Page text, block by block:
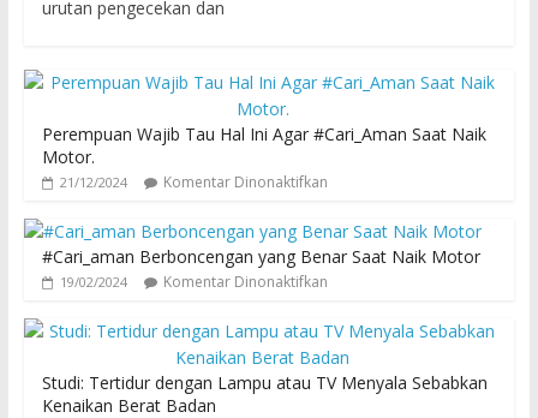
urutan pengecekan dan
Perempuan Wajib Tau Hal Ini Agar #Cari_Aman Saat Naik
Motor.
21/12/2024 Komentar Dinonaktifkan
#Cari_aman Berboncengan yang Benar Saat Naik Motor
19/02/2024 Komentar Dinonaktifkan
Studi: Tertidur dengan Lampu atau TV Menyala Sebabkan
Kenaikan Berat Badan